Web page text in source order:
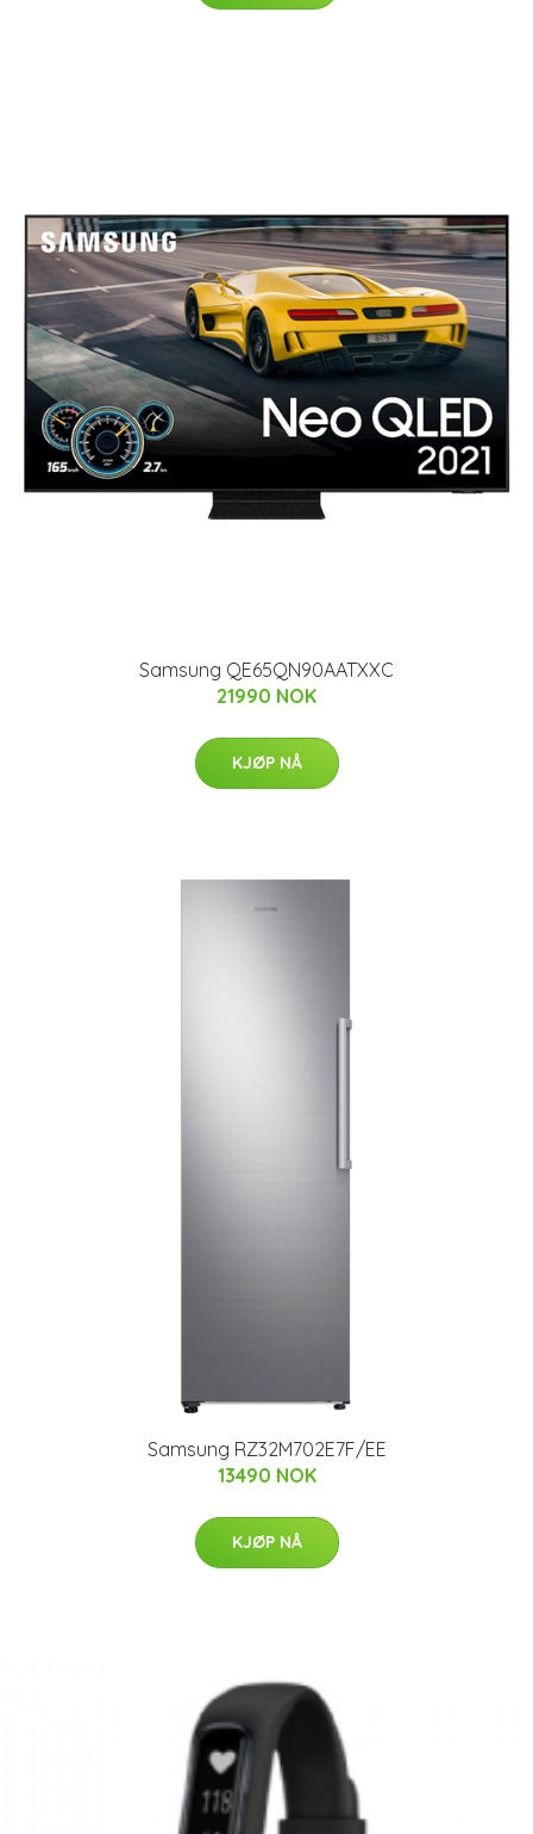
Samsung QE65QN90AATXXC
21990 NOK
KJØP NÅ
Samsung RZ32M702E7F/EE
13490 NOK
KJØP NÅ